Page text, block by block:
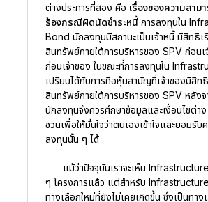
ต่างประการที่สอง คือ เรื่องของความสาม
ร้องกรณีผิดนัดชำระหนี้ การลงทุนใน
Bond นักลงทุนมีสถานะเป็นเจ้าหนี้ มีสิทธิเ
สินทรัพย์ภายใต้การบริหารของ SPV ก่อนเ
ก่อนเจ้าของ ในขณะที่การลงทุนใน
เปรียบได้กับการถือหุ้นสามัญที่เจ้าของมีสิท
สินทรัพย์ภายใต้การบริหารของ SPV หลังจ
นักลงทุนจึงควรศึกษาข้อมูลและเงื่อนไขต่า
ชวนเพื่อให้มั่นใจว่าตนเองเข้าใจและยอมรับ
ลงทุนนั้น ๆ ได้
แม้ว่าปัจจุบันเราจะเห็น
ๆ โครงการแล้ว แต่สำหรับ
ทางเลือกใหม่ที่ยังไม่เคยเกิดขึ้น ซึ่งเป็นทาง